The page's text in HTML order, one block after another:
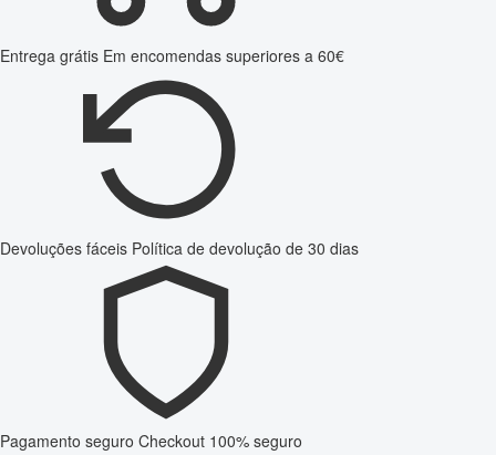
Entrega grátis Em encomendas superiores a 60€
Devoluções fáceis Política de devolução de 30 dias
Pagamento seguro Checkout 100% seguro